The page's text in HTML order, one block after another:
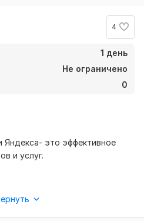
4
1 день
Не ограничено
0
Яндекса- это эффективное
и услуг.